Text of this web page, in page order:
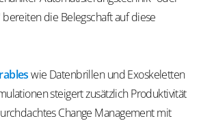
die Belegschaft auf diese
wie Datenbrillen und Exoskeletten
steigert zusätzlich Produktivität
Change Management mit